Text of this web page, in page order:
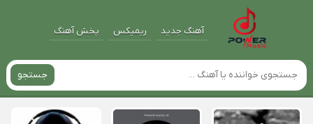
آهنگ جدید ریمیکس پخش آهنگ
جستجو